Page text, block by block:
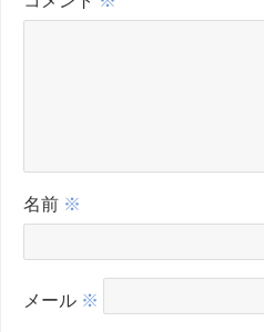
名前 ※
メール ※